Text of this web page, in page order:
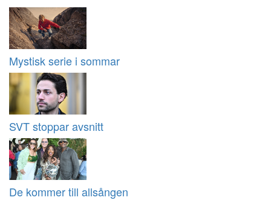
Mystisk serie i sommar
SVT stoppar avsnitt
De kommer till allsången